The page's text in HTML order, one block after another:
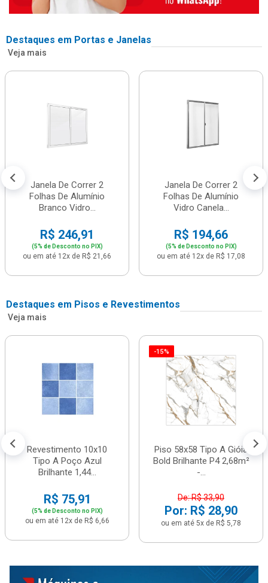
Destaques em Portas e Janelas
Veja mais
Janela De Correr 2
Folhas De Alumínio
Branco Vidro...
R$ 246,91
(5% de Desconto no PIX)
ou em até 12x de R$ 21,66
Janela De Correr 2
Folhas De Alumínio
Vidro Canela...
R$ 194,66
(5% de Desconto no PIX)
ou em até 12x de R$ 17,08
Destaques em Pisos e Revestimentos
Veja mais
Revestimento 10x10
Tipo A Poço Azul
Brilhante 1,44...
R$ 75,91
(5% de Desconto no PIX)
ou em até 12x de R$ 6,66
-15%
Piso 58x58 Tipo A Gióia
Bold Brilhante P4 2,68m²
-...
De: R$ 33,90
Por: R$ 28,90
ou em até 5x de R$ 5,78